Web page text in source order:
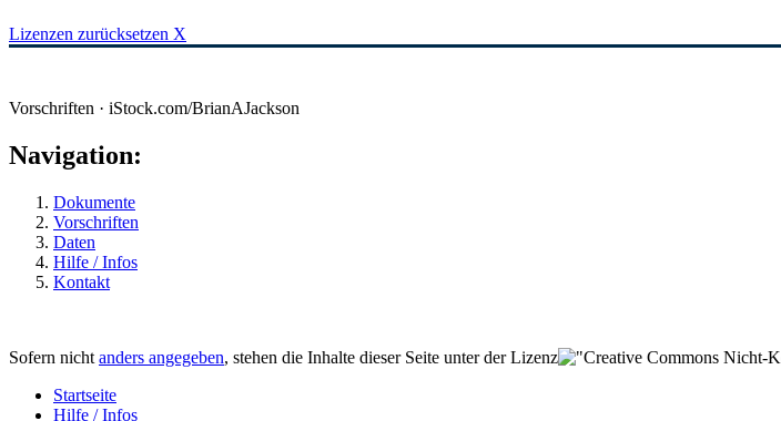
Lizenzen zurücksetzen X
Vorschriften · iStock.com/BrianAJackson
Navigation:
Dokumente
Vorschriften
Daten
Hilfe / Infos
Kontakt
Sofern nicht anders angegeben, stehen die Inhalte dieser Seite unter der Lizenz
Startseite
Hilfe / Infos